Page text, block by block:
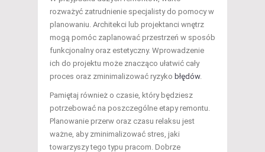
rozważyć zatrudnienie specjalisty do pomocy w
planowaniu. Architekci lub projektanci wnętrz
mogą pomóc zaplanować przestrzeń w sposób
funkcjonalny oraz estetyczny. Wprowadzenie
ich do projektu może znacząco ułatwić cały
proces oraz zminimalizować ryzyko błędów.
Pamiętaj również o czasie, który będziesz
potrzebować na poszczególne etapy remontu.
Planowanie przerw oraz czasu relaksu jest
ważne, aby zminimalizować stres, jaki
towarzyszy tego typu pracom. Dobrze